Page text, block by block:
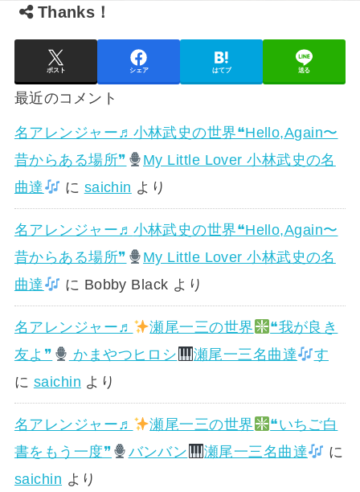
Thanks！
ポスト シェア はてブ 送る
最近のコメント
名アレンジャー♬ 小林武史の世界❝Hello,Again〜
昔からある場所❞
My Little Lover 小林武史の名
曲達
に saichin より
名アレンジャー♬ 小林武史の世界❝Hello,Again〜
昔からある場所❞
My Little Lover 小林武史の名
曲達
に Bobby Black より
名アレンジャー♬ 瀬尾一三の世界
❝我が良き
友よ❞
かまやつヒロシ 瀬尾一三名曲達
す
に saichin より
名アレンジャー♬ 瀬尾一三の世界
❝いちご白
書をもう一度❞
バンバン 瀬尾一三名曲達
に
saichin より